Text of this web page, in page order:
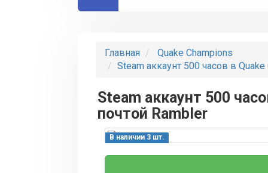
Главная
Quake Champions
Steam аккаунт 500 часов в
Steam аккаунт 500
почтой Rambler
В наличии 3 шт.